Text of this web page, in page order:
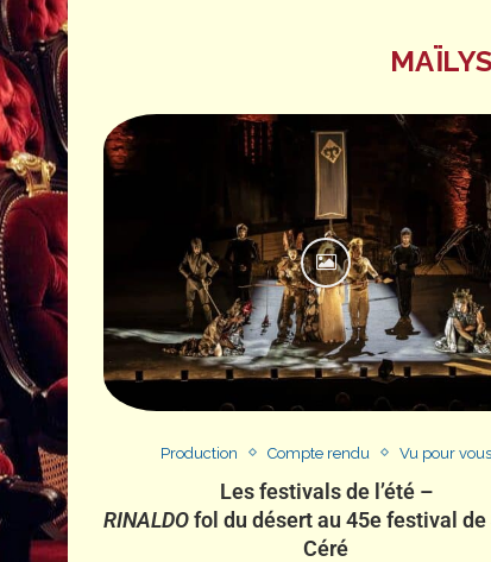
Production Compte rendu Vu pour vous
Les festivals de l’été –
RINALDOfol du désert au 45e festival
Céré